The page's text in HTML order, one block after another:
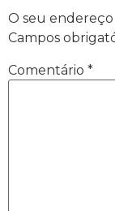
O seu
Campos
Comentário *